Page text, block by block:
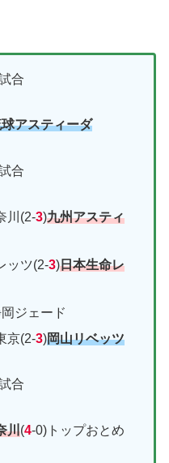
合
アスティーダ
合
川(2-3)九州アスティ
ッツ(2-3)日本生命レ
ジェード
京(2-3)岡山リベッツ
合
川(4-0)トップおとめ